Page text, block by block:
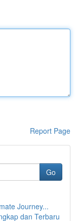
Report Page
Go
Journey...
dan Terbaru